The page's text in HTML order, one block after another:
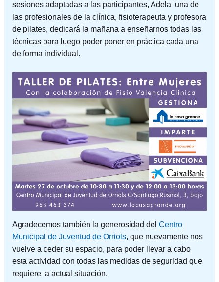
sesiones adaptadas a las participantes, Adela una de
las profesionales de la clínica, fisioterapeuta y profesora
de pilates, dedicará la mañana a enseñarnos todas las
técnicas para luego poder poner en práctica cada una
de forma individual.
Agradecemos también la generosidad del Centro
Municipal de Juventud de Orriols, que nuevamente nos
vuelve a ceder su espacio, para poder llevar a cabo
esta actividad con todas las medidas de seguridad que
requiere la actual situación.